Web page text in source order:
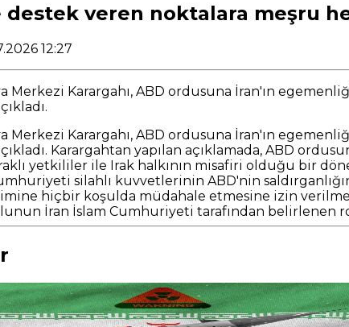
destek veren noktalara meşru
12:27
Karargahı, ABD ordusuna İran'ın
Karargahı, ABD ordusuna İran'ın
Karargahtan yapılan açıklamada, ABD
yetkililer ile Irak halkının misafiri olduğu bir
silahlı kuvvetlerinin ABD'nin
hiçbir koşulda müdahale etmesine izin
İran İslam Cumhuriyeti tarafından belirlenen